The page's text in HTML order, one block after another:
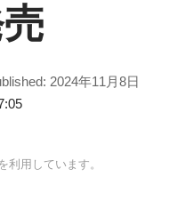
2024年11月8日
利用しています。